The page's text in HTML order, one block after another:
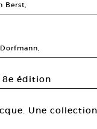
Berst,
8e édition
Une